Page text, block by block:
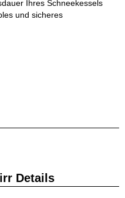
Ihres Schneekessels
und sicheres
Details